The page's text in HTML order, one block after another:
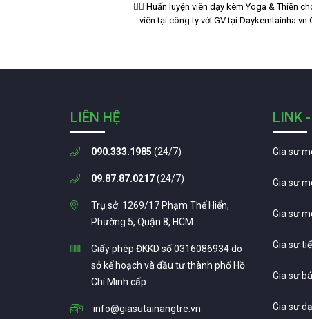
🧘‍♂️ Huấn luyện viên dạy kèm Yoga & Thiền
viên tại công ty với GV tại Daykemtainha.vn
LIÊN HỆ
090.333.1985 (24/7)
09.87.87.0217(24/7)
Trụ sở: 1269/17 Phạm Thế Hiển,
Phường 5, Quận 8, HCM
Giấy phép ĐKKD số 0316086934 do
sở kế hoạch và đầu tư thành phố Hồ
Chí Minh cấp
info@giasutainangtre.vn
LINK
Gia sư
Gia sư
Gia sư
Gia sư
Gia sư
Gia sư